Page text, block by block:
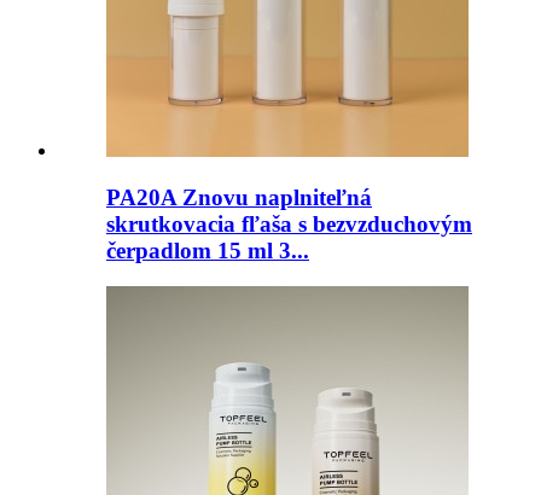
PA20A Znovu naplniteľná
skrutkovacia fľaša s bezvzduchovým
čerpadlom 15 ml 3...